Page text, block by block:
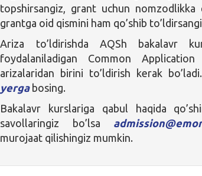
topshirsangiz, grant uchun nomzodlikka
grantga oid qismini ham qo’shib
Ariza to’ldirishda AQSh bakalavr
foydalaniladigan Common
arizalaridan birini to’ldirish kerak
yergabosing.
Bakalavr kurslariga qabul haqida
savollaringiz bo’lsa
murojaat qilishingiz mumkin.